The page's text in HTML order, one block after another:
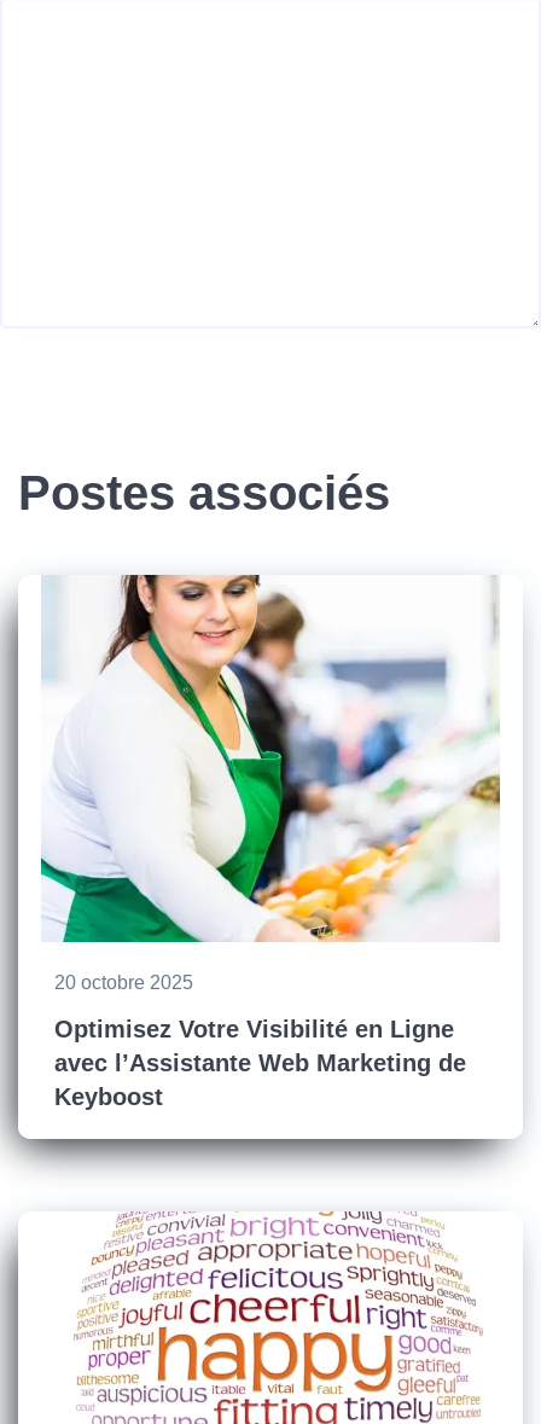
Postes associés
20 octobre 2025
Optimisez Votre Visibilité en Ligne
avec l’Assistante Web Marketing de
Keyboost